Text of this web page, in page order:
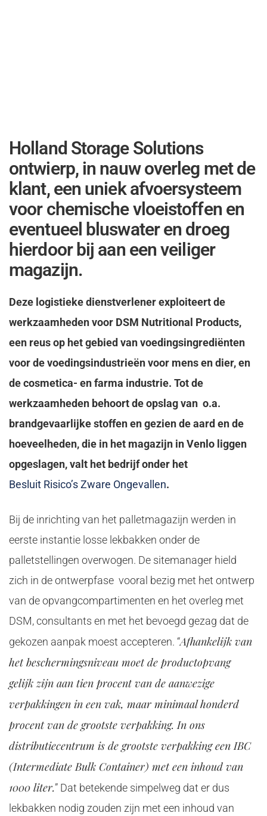
Holland Storage Solutions
ontwierp, in nauw overleg met de
klant, een uniek afvoersysteem
voor chemische vloeistoffen en
eventueel bluswater en droeg
hierdoor bij aan een veiliger
magazijn.
Deze logistieke dienstverlener exploiteert de
werkzaamheden voor DSM Nutritional Products,
een reus op het gebied van voedingsingrediënten
voor de voedingsindustrieën voor mens en dier, en
de cosmetica- en farma industrie. Tot de
werkzaamheden behoort de opslag van o.a.
brandgevaarlijke stoffen en gezien de aard en de
hoeveelheden, die in het magazijn in Venlo liggen
opgeslagen, valt het bedrijf onder het
Besluit Risico’s Zware Ongevallen.
Bij de inrichting van het palletmagazijn werden in
eerste instantie losse lekbakken onder de
palletstellingen overwogen. De sitemanager hield
zich in de ontwerpfase vooral bezig met het ontwerp
van de opvangcompartimenten en het overleg met
DSM, consultants en met het bevoegd gezag dat de
gekozen aanpak moest accepteren. “Afhankelijk van
het beschermingsniveau moet de productopvang
gelijk zijn aan tien procent van de aanwezige
verpakkingen in een vak, maar minimaal honderd
procent van de grootste verpakking. In ons
distributiecentrum is de grootste verpakking een IBC
(Intermediate Bulk Container) met een inhoud van
1000 liter.” Dat betekende simpelweg dat er dus
lekbakken nodig zouden zijn met een inhoud van